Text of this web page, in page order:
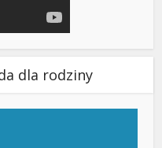
dla rodziny